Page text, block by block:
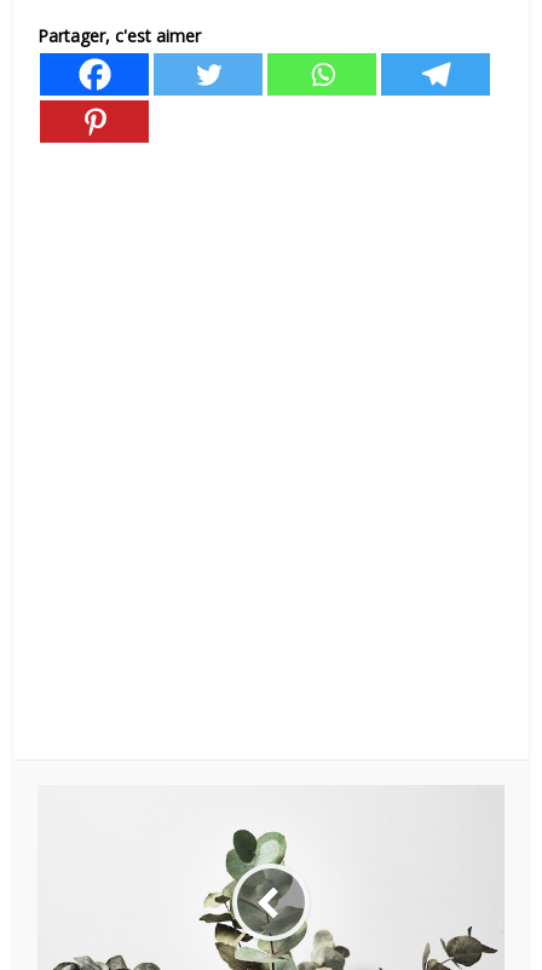
Partager, c'est aimer